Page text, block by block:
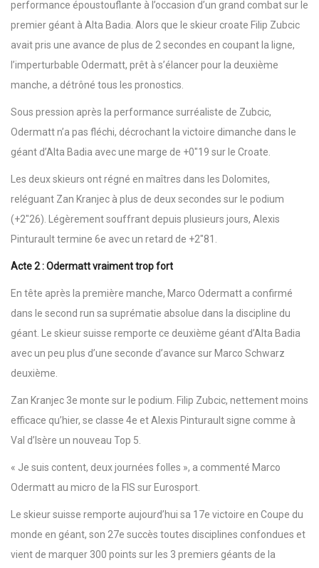
performance époustouflante à l’occasion d’un grand combat sur le
premier géant à Alta Badia. Alors que le skieur croate Filip Zubcic
avait pris une avance de plus de 2 secondes en coupant la ligne,
l’imperturbable Odermatt, prêt à s’élancer pour la deuxième
manche, a détrôné tous les pronostics.
Sous pression après la performance surréaliste de Zubcic,
Odermatt n’a pas fléchi, décrochant la victoire dimanche dans le
géant d’Alta Badia avec une marge de +0″19 sur le Croate.
Les deux skieurs ont régné en maîtres dans les Dolomites,
reléguant Zan Kranjec à plus de deux secondes sur le podium
(+2″26). Légèrement souffrant depuis plusieurs jours, Alexis
Pinturault termine 6e avec un retard de +2″81.
Acte 2 : Odermatt vraiment trop fort
En tête après la première manche, Marco Odermatt a confirmé
dans le second run sa suprématie absolue dans la discipline du
géant. Le skieur suisse remporte ce deuxième géant d’Alta Badia
avec un peu plus d’une seconde d’avance sur Marco Schwarz
deuxième.
Zan Kranjec 3e monte sur le podium. Filip Zubcic, nettement moins
efficace qu’hier, se classe 4e et Alexis Pinturault signe comme à
Val d’Isère un nouveau Top 5.
« Je suis content, deux journées folles », a commenté Marco
Odermatt au micro de la FIS sur Eurosport.
Le skieur suisse remporte aujourd’hui sa 17e victoire en Coupe du
monde en géant, son 27e succès toutes disciplines confondues et
vient de marquer 300 points sur les 3 premiers géants de la